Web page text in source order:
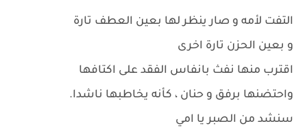
التفت لأمه و صار ينظر لها بعين العطف تارة
و بعين الحزن تارة اخرى
اقترب منها نفث بانفاس الفقد على اكتافها
واحتضنها برفق و حنان ، كأنه يخاطبها ناشدا.
سنشد من الصبر يا امي